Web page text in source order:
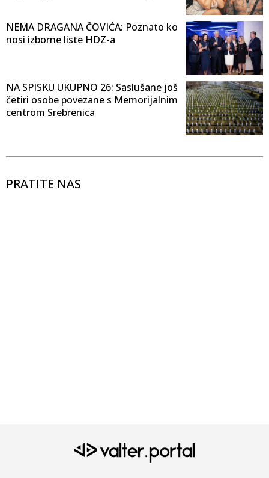
NEMA DRAGANA ČOVIĆA: Poznato ko
nosi izborne liste HDZ-a
NA SPISKU UKUPNO 26: Saslušane još
četiri osobe povezane s Memorijalnim
centrom Srebrenica
PRATITE NAS